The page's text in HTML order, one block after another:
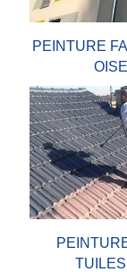
PEINTURE
OISE